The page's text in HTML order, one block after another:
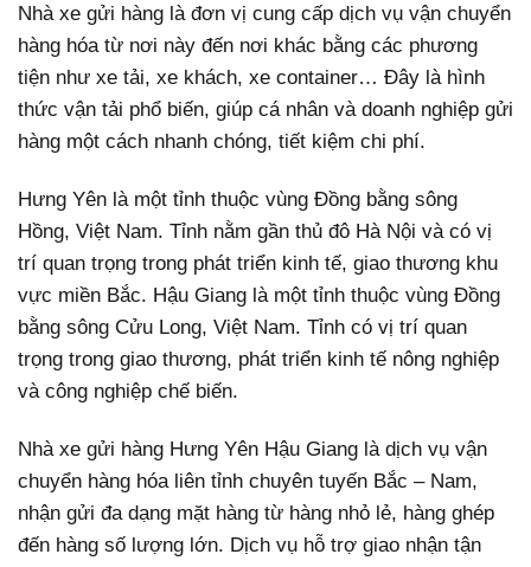
Nhà xe gửi hàng là đơn vị cung cấp dịch vụ vận chuyển
hàng hóa từ nơi này đến nơi khác bằng các phương
tiện như xe tải, xe khách, xe container… Đây là hình
thức vận tải phổ biến, giúp cá nhân và doanh nghiệp gửi
hàng một cách nhanh chóng, tiết kiệm chi phí.
Hưng Yên là một tỉnh thuộc vùng Đồng bằng sông
Hồng, Việt Nam. Tỉnh nằm gần thủ đô Hà Nội và có vị
trí quan trọng trong phát triển kinh tế, giao thương khu
vực miền Bắc. Hậu Giang là một tỉnh thuộc vùng Đồng
bằng sông Cửu Long, Việt Nam. Tỉnh có vị trí quan
trọng trong giao thương, phát triển kinh tế nông nghiệp
và công nghiệp chế biến.
Nhà xe gửi hàng Hưng Yên Hậu Giang là dịch vụ vận
chuyển hàng hóa liên tỉnh chuyên tuyến Bắc – Nam,
nhận gửi đa dạng mặt hàng từ hàng nhỏ lẻ, hàng ghép
đến hàng số lượng lớn. Dịch vụ hỗ trợ giao nhận tận